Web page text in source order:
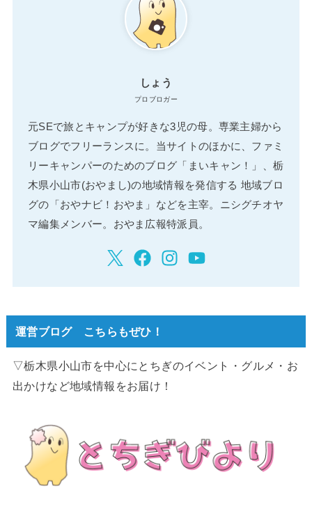
しょう
プロブロガー
元SEで旅とキャンプが好きな3児の母。専業主婦から
ブログでフリーランスに。当サイトのほかに、ファミ
リーキャンパーのためのブログ「まいキャン！」、栃
木県小山市(おやまし)の地域情報を発信する 地域ブロ
グの「おやナビ！おやま」などを主宰。ニシグチオヤ
マ編集メンバー。おやま広報特派員。
運営ブログ こちらもぜひ！
▽栃木県小山市を中心にとちぎのイベント・グルメ・お
出かけなど地域情報をお届け！